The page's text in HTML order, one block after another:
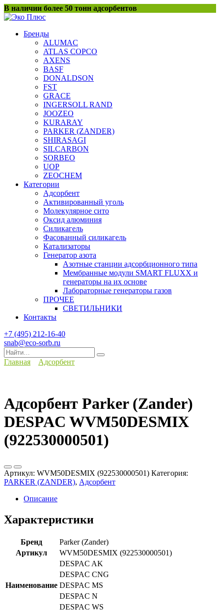
Перейти
к
В наличии более 50 тонн адсорбентов
Бренды
ALUMAC
ATLAS COPCO
AXENS
BASF
DONALDSON
FST
GRACE
INGERSOLL RAND
JOOZEO
KURARAY
PARKER (ZANDER)
SHIRASAGI
SILCARBON
SORBEO
UOP
ZEOCHEM
Категории
Адсорбент
Активированный уголь
Молекулярное сито
Оксид алюминия
Силикагель
Фасованный силикагель
Катализаторы
Генератор азота
Азотные станции адсорбционного типа
Мембранные модули SMART FLUXX и
генераторы на их основе
Лабораторные генераторы газов
ПРОЧЕЕ
СВЕТИЛЬНИКИ
Контакты
+7 (495) 212-16-40
snab@eco-sorb.ru
Search
for:
Главная Адсорбент
Адсорбент Parker (Zander)
DESPAC WVM50DESMIX
(922530000501)
Артикул: WVM50DESMIX (922530000501) Категория:
PARKER (ZANDER), Адсорбент
Описание
Характеристики
Бренд
Parker (Zander)
Артикул
WVM50DESMIX (922530000501)
Наименование
DESPAC AK
DESPAC CNG
DESPAC MS
DESPAC N
DESPAC WS